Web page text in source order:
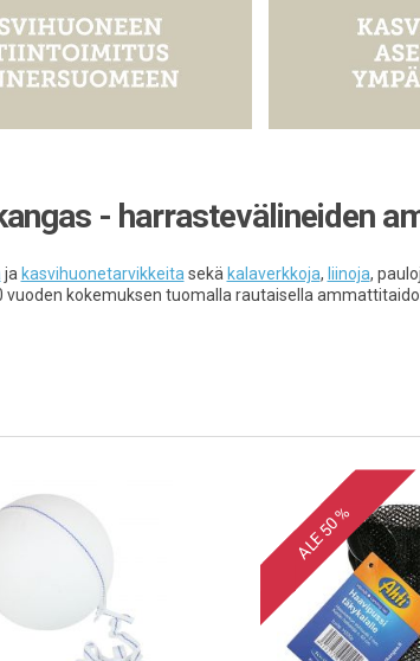
- harrastevälineiden
ja kasvihuonetarvikkeita sekä kalaverkkoja, liinoja,
vuoden kokemuksen tuomalla rautaisella
ALE 50 %